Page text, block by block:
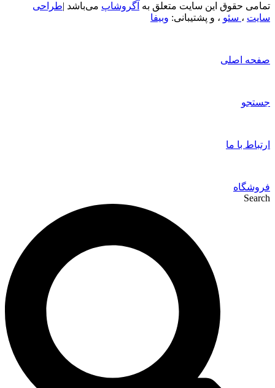
تمامی حقوق این سایت متعلق به آگروشاپ می‌باشد |طراحی
سایت ، سئو ، و پشتیبانی: وبیفا
صفحه اصلی
جستجو
ارتباط با ما
فروشگاه
Search